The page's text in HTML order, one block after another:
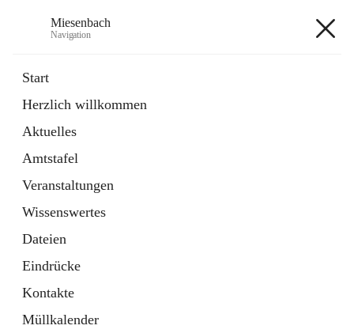
Miesenbach
Navigation
Start
Herzlich willkommen
Aktuelles
Amtstafel
Veranstaltungen
Wissenswertes
Dateien
Eindrücke
Kontakte
Müllkalender
Externe Webseite
in
Tab
Region Schneebergland
Externe Webseite
öffnet
in
neuem
Tab